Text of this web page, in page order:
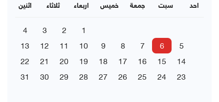
اثنين ثلاثاء اربعاء خميس جمعة سبت احد
1
2
3
4
5
6
7
8
9
10
11
12
13
14
15
16
17
18
19
20
21
22
23
24
25
26
27
28
29
30
31